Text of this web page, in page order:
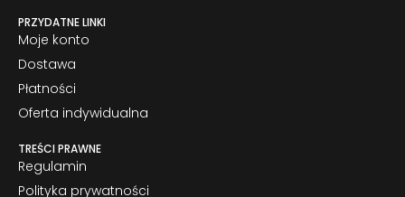
PRZYDATNE LINKI
Moje konto
Dostawa
Płatności
Oferta indywidualna
TREŚCI PRAWNE
Regulamin
Polityka prywatności